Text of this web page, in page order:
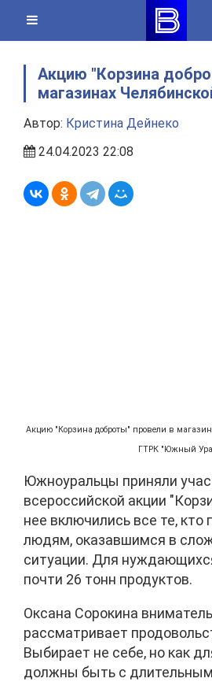
content
Акцию "Корзина
магазинах
Автор: Кристина Дейнеко
24.04.2023 22:08
Акцию "Корзина доброты" провели в
ГТРК "Южный
Южноуральцы приняли
всероссийской акции
нее включились все те, кто
людям, оказавшимся в
ситуации. Для
почти 26 тонн продуктов.
Оксана Сорокина
рассматривает
Выбирает не себе, но как
должны быть с